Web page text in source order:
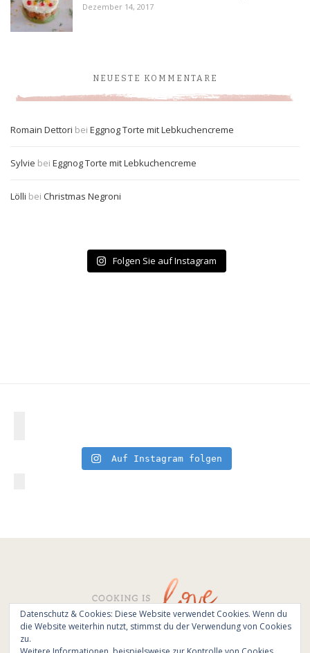
Dezember 14, 2017
NEUESTE KOMMENTARE
Romain Dettori bei Eggnog Torte mit Lebkuchencreme
Sylvie bei Eggnog Torte mit Lebkuchencreme
Lölli bei Christmas Negroni
Folgen Sie auf Instagram
Auf Instagram folgen
© All Rights Reserved - Cooking is love 2017.
Datenschutz & Cookies: Diese Website verwendet Cookies. Wenn du
die Website weiterhin nutzt, stimmst du der Verwendung von Cookies
zu.